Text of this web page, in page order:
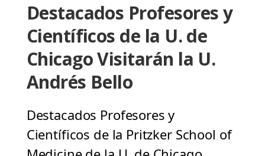
Destacados Profesores y
Científicos de la U. de
Chicago Visitarán la U.
Andrés Bello
Destacados Profesores y
Científicos de la Pritzker School of